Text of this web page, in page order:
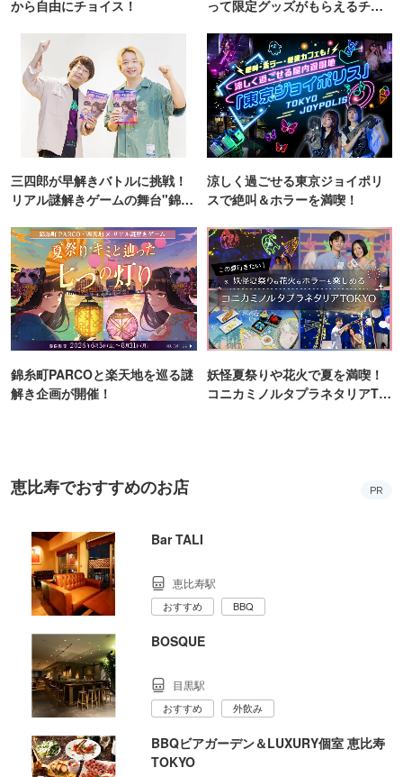
から自由にチョイス！
って限定グッズがもらえるチャ
三四郎が早解きバトルに挑戦！
リアル謎解きゲームの舞台"錦糸
涼しく過ごせる東京ジョイポリ
スで絶叫＆ホラーを満喫！
錦糸町PARCOと楽天地を巡る謎
解き企画が開催！
妖怪夏祭りや花火で夏を満喫！
コニカミノルタプラネタリアTO
恵比寿でおすすめのお店 PR
Bar TALI
恵比寿駅
おすすめ BBQ
BOSQUE
目黒駅
おすすめ 外飲み
BBQビアガーデン＆LUXURY個室 恵比寿
TOKYO